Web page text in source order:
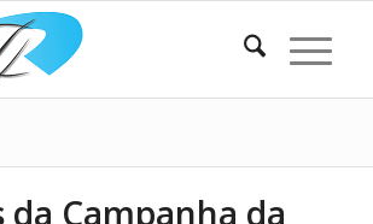
da Campanha da